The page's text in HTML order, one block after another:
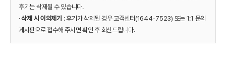
후기는 삭제될 수 있습니다.
·삭제 시 이의제기 : 후기가 삭제된 경우 고객센터(1644-7523) 또는 1:1 문의
게시판으로 접수해 주시면 확인 후 회신드립니다.